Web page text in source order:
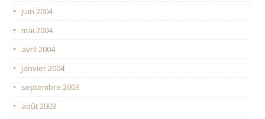
juin 2004
mai 2004
avril 2004
janvier 2004
septembre 2003
août 2003